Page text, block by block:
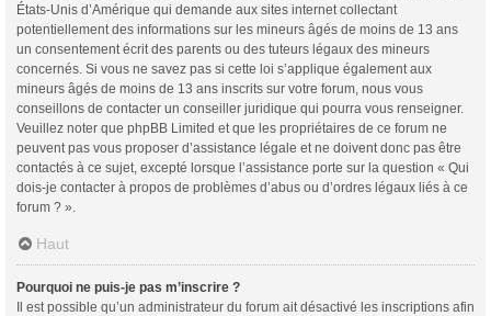
États-Unis d’Amérique qui demande aux sites internet collectant
potentiellement des informations sur les mineurs âgés de moins de 13 ans
un consentement écrit des parents ou des tuteurs légaux des mineurs
concernés. Si vous ne savez pas si cette loi s’applique également aux
mineurs âgés de moins de 13 ans inscrits sur votre forum, nous vous
conseillons de contacter un conseiller juridique qui pourra vous renseigner.
Veuillez noter que phpBB Limited et que les propriétaires de ce forum ne
peuvent pas vous proposer d’assistance légale et ne doivent donc pas être
contactés à ce sujet, excepté lorsque l’assistance porte sur la question « Qui
dois-je contacter à propos de problèmes d’abus ou d’ordres légaux liés à ce
forum ? ».
Haut
Pourquoi ne puis-je pas m’inscrire ?
Il est possible qu’un administrateur du forum ait désactivé les inscriptions afin